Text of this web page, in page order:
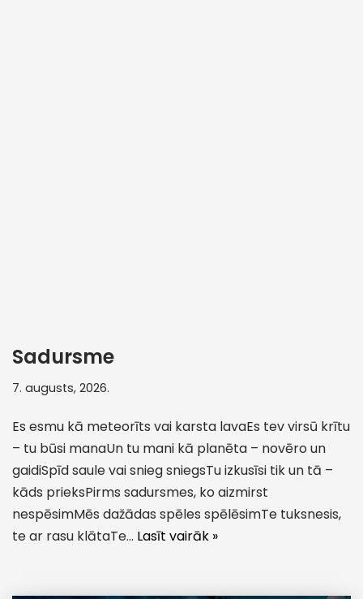
Sadursme
7. augusts, 2026.
Es esmu kā meteorīts vai karsta lavaEs tev virsū krītu
– tu būsi manaUn tu mani kā planēta – novēro un
gaidiSpīd saule vai snieg sniegsTu izkusīsi tik un tā –
kāds prieksPirms sadursmes, ko aizmirst
nespēsimMēs dažādas spēles spēlēsimTe tuksnesis,
te ar rasu klātaTe… Lasīt vairāk »